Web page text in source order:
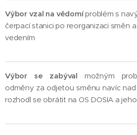
Výbor vzal na vědomíproblém s
čerpací stanici po reorganizaci směn
vedením
Výbor se zabýval možným
odměny za odjetou směnu navíc
rozhodl se obrátit na OS DOSIA a